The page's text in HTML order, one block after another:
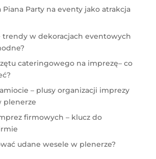
Piana Party na eventy jako atrakcja
trendy w dekoracjach eventowych
cateringowego na imprezę– co
– plusy organizacji imprezy
plenerze
firmowych – klucz do
udane wesele w plenerze?